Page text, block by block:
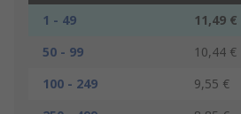
1 - 49
11,49 €
50 - 99
10,44 €
100 - 249
9,55 €